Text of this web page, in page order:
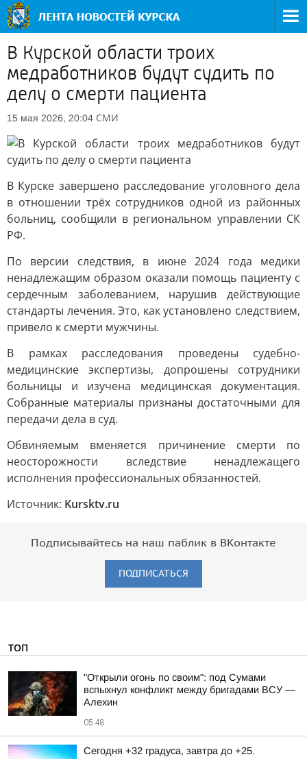
В Курской области троих
медработников будут судить по
делу о смерти пациента
15 мая 2026, 20:04 СМИ
В Курске завершено расследование уголовного дела
в отношении трёх сотрудников одной из районных
больниц, сообщили в региональном управлении СК
РФ.
По версии следствия, в июне 2024 года медики
ненадлежащим образом оказали помощь пациенту с
сердечным заболеванием, нарушив действующие
стандарты лечения. Это, как установлено следствием,
привело к смерти мужчины.
В рамках расследования проведены судебно-
медицинские экспертизы, допрошены сотрудники
больницы и изучена медицинская документация.
Собранные материалы признаны достаточными для
передачи дела в суд.
Обвиняемым вменяется причинение смерти по
неосторожности вследствие ненадлежащего
исполнения профессиональных обязанностей.
Источник: Kursktv.ru
Подписывайтесь на наш паблик в ВКонтакте
ПОДПИСАТЬСЯ
ТОП
"Открыли огонь по своим": под Сумами
вспыхнул конфликт между бригадами ВСУ —
Алехин
05:48
Сегодня +32 градуса, завтра до +25.